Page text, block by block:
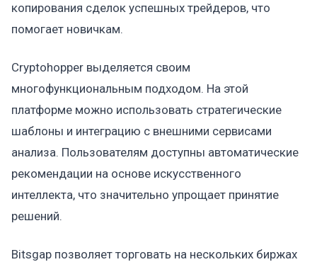
копирования сделок успешных трейдеров, что
помогает новичкам.
Cryptohopper выделяется своим
многофункциональным подходом. На этой
платформе можно использовать стратегические
шаблоны и интеграцию с внешними сервисами
анализа. Пользователям доступны автоматические
рекомендации на основе искусственного
интеллекта, что значительно упрощает принятие
решений.
Bitsgap позволяет торговать на нескольких биржах